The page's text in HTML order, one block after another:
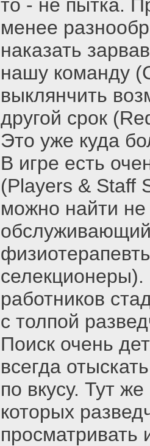
то - не пытка.
менее
наказать
нашу команду
выклянчить
другой срок
Это уже куда
В игре есть
(Players & Staff
можно найти не
работников
с толпой
Поиск очень
всегда
по вкусу. Тут
которых
просматривать